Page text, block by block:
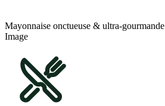
Mayonnaise onctueuse & ultra-gourmande
Image